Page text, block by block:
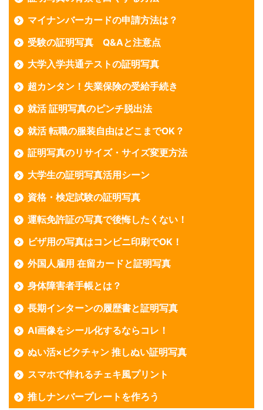
マイナンバーカードの申請方法は？
受験の証明写真 Q&Aと注意点
大学入学共通テストの証明写真
超カンタン！失業保険の受給手続き
就活 証明写真のピンチ脱出法
就活 転職の服装自由はどこまでOK？
証明写真のリサイズ・サイズ変更方法
大学生の証明写真活用シーン
資格・検定試験の証明写真
運転免許証の写真で後悔したくない！
ビザ用の写真はコンビニ印刷でOK！
外国人雇用 在留カードと証明写真
身体障害者手帳とは？
長期インターンの履歴書と証明写真
AI画像をシール化するならコレ！
ぬい活×ピクチャン 推しぬい証明写真
スマホで作れるチェキ風プリント
推しナンバープレートを作ろう